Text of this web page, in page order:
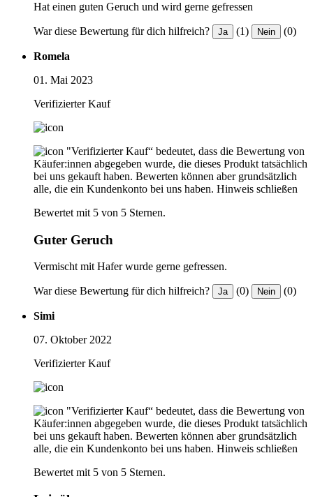
Hat einen guten Geruch und wird gerne gefressen
War diese Bewertung für dich hilfreich? Ja (1) Nein (0)
Romela
01. Mai 2023
Verifizierter Kauf
"Verifizierter Kauf“ bedeutet, dass die Bewertung von
Käufer:innen abgegeben wurde, die dieses Produkt tatsächlich
bei uns gekauft haben. Bewerten können aber grundsätzlich
alle, die ein Kundenkonto bei uns haben. Hinweis schließen
Bewertet mit 5 von 5 Sternen.
Guter Geruch
Vermischt mit Hafer wurde gerne gefressen.
War diese Bewertung für dich hilfreich? Ja (0) Nein (0)
Simi
07. Oktober 2022
Verifizierter Kauf
"Verifizierter Kauf“ bedeutet, dass die Bewertung von
Käufer:innen abgegeben wurde, die dieses Produkt tatsächlich
bei uns gekauft haben. Bewerten können aber grundsätzlich
alle, die ein Kundenkonto bei uns haben. Hinweis schließen
Bewertet mit 5 von 5 Sternen.